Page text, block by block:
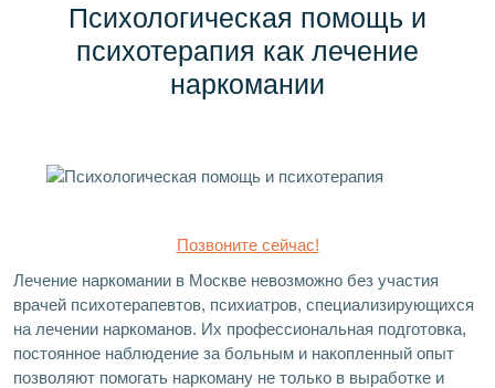
Психологическая помощь и
психотерапия как лечение
наркомании
Позвоните сейчас!
Лечение наркомании в Москве невозможно без участия
врачей психотерапевтов, психиатров, специализирующихся
на лечении наркоманов. Их профессиональная подготовка,
постоянное наблюдение за больным и накопленный опыт
позволяют помогать наркоману не только в выработке и